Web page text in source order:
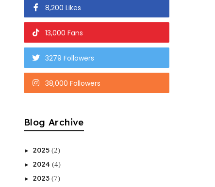
8,200 Likes
13,000 Fans
3279 Followers
38,000 Followers
Blog Archive
► 2025 (2)
► 2024 (4)
► 2023 (7)